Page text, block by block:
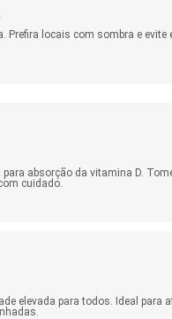
Prefira locais com sombra e evite
para absorção da vitamina D.
cuidado.
elevada para todos. Ideal para